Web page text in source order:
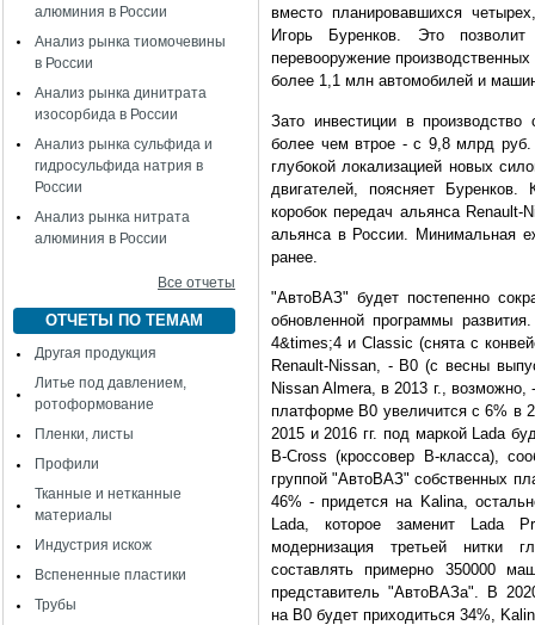
алюминия в России
Анализ рынка тиомочевины
в России
Анализ рынка динитрата
изосорбида в России
Анализ рынка сульфида и
гидросульфида натрия в
России
Анализ рынка нитрата
алюминия в России
Все отчеты
ОТЧЕТЫ ПО ТЕМАМ
Другая продукция
Литье под давлением,
ротоформование
Пленки, листы
Профили
Тканные и нетканные
материалы
Индустрия искож
Вспененные пластики
Трубы
вместо планировавшихся
Игорь Буренков. Это
перевооружение
более 1,1 млн автомобилей и
Зато инвестиции в
более чем втрое - с 9,8 млрд
глубокой локализацией новых
двигателей, поясняет
коробок передач альянса Renault-
альянса в России. Минимальная
ранее.
"АвтоВАЗ" будет постепенно
обновленной программы
4&times;4 и Classic (снята с
Renault-Nissan, - B0 (с весны
Nissan Almera, в 2013 г., возможно,
платформе B0 увеличится с 6% в
2015 и 2016 гг. под маркой Lada
B-Cross (кроссовер В-класса),
группой "АвтоВАЗ" собственных
46% - придется на Kalina,
Lada, которое заменит Lada
модернизация третьей нитки
составлять примерно 350000
представитель "АвтоВАЗа". В
на B0 будет приходиться 34%,